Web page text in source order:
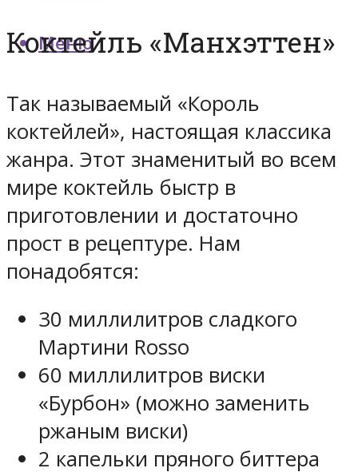
Меню
Коктейль «Манхэттен»
Так называемый «Король
коктейлей», настоящая классика
жанра. Этот знаменитый во всем
мире коктейль быстр в
приготовлении и достаточно
прост в рецептуре. Нам
понадобятся:
30 миллилитров сладкого
Мартини Rosso
60 миллилитров виски
«Бурбон» (можно заменить
ржаным виски)
2 капельки пряного биттера